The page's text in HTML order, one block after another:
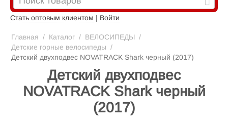
Стать оптовым клиентом | Войти
Главная / Каталог / ВЕЛОСИПЕДЫ /
Детские горные велосипеды /
Детский двухподвес NOVATRACK Shark черный (2017)
Детский двухподвес
NOVATRACK Shark черный
(2017)